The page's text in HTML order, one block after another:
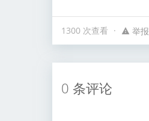
1300 次查看 举报
0 条评论